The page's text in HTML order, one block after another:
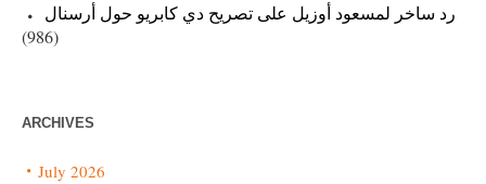
رد ساخر لمسعود أوزيل على تصريح دي كابريو حول أرسنال
(986)
ARCHIVES
July 2026